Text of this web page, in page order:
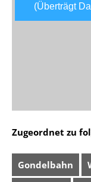
(Überträgt
Zugeordnet zu
Gondelbahn